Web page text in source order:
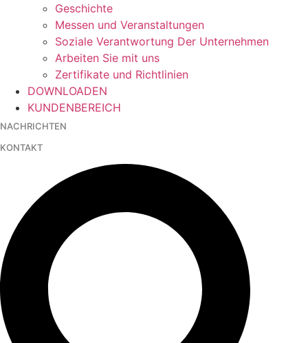
Geschichte
Messen und Veranstaltungen
Soziale Verantwortung Der Unternehmen
Arbeiten Sie mit uns
Zertifikate und Richtlinien
DOWNLOADEN
KUNDENBEREICH
NACHRICHTEN
KONTAKT